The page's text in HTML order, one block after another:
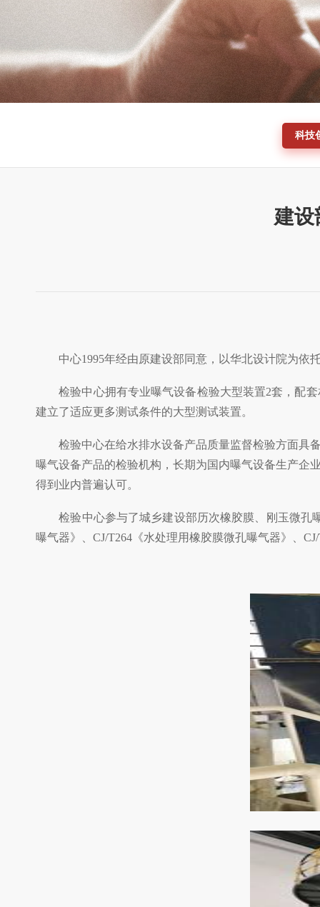
科技
建设
中心1995年经由原建设部同意，以华北设计院为依
检验中心拥有专业曝气设备检验大型装置2套，配套
建立了适应更多测试条件的大型测试装置。
检验中心在给水排水设备产品质量监督检验方面具备
曝气设备产品的检验机构，长期为国内曝气设备生产企
得到业内普遍认可。
检验中心参与了城乡建设部历次橡胶膜、刚玉微孔曝
曝气器》、CJ/T264《水处理用橡胶膜微孔曝气器》、